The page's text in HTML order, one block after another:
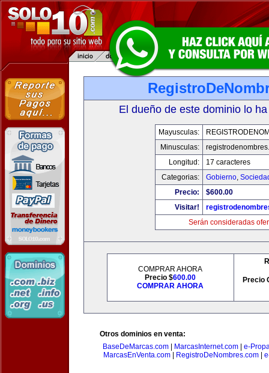
El dueño de este dominio lo
Mayusculas:
Minusculas:
Longitud:
17 caracteres
Categorias:
Gobierno,
Precio:
$600.00
Visitar!
Serán consideradas
COMPRAR AHORA
Precio $600.00
COMPRAR AHORA
Precio
Otros dominios en venta:
BaseDeMarcas.com| MarcasInternet.com| e-
MarcasEnVenta.com
RegistroDeNombres.com